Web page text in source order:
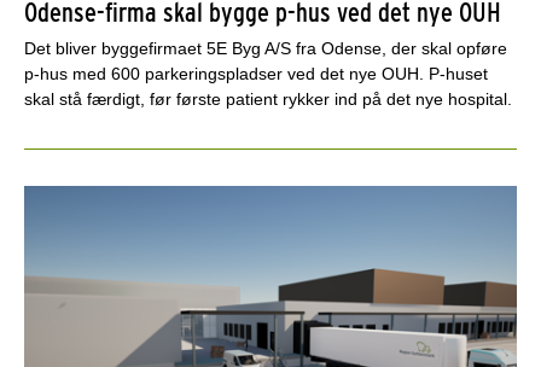
Odense-firma skal bygge p-hus ved det nye OUH
Det bliver byggefirmaet 5E Byg A/S fra Odense, der skal opføre
p-hus med 600 parkeringspladser ved det nye OUH. P-huset
skal stå færdigt, før første patient rykker ind på det nye hospital.